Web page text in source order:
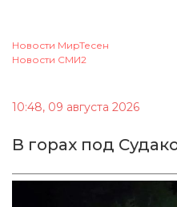
Новости МирТесен
Новости СМИ2
10:48, 09 августа 2026
В горах под